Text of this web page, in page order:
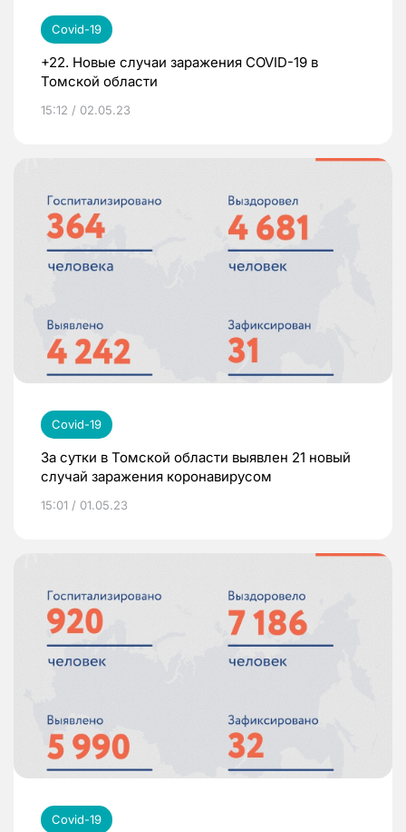
Covid-19
+22. Новые случаи заражения COVID-19 в
Томской области
15:12 / 02.05.23
Covid-19
За сутки в Томской области выявлен 21 новый
случай заражения коронавирусом
15:01 / 01.05.23
Covid-19